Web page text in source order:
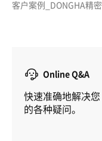
客户案例_DONGHA精密
Online Q&A
快速准确地解决您
的各种疑问。